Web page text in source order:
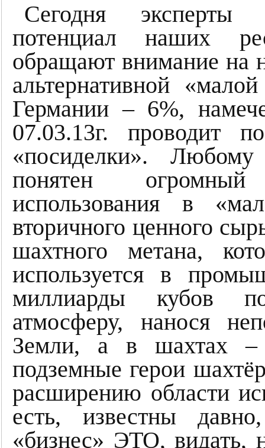
Сегодня эксперты
потенциал наших
обращают внимание на
альтернативной
Германии – 6%,
07.03.13г. проводит
«посиделки».
понятен
использования в
вторичного ценного
шахтного метана,
используется в
миллиарды кубов
атмосферу, нанося
Земли, а в шахтах –
подземные герои
расширению области
есть, известны
«бизнес» ЭТО,